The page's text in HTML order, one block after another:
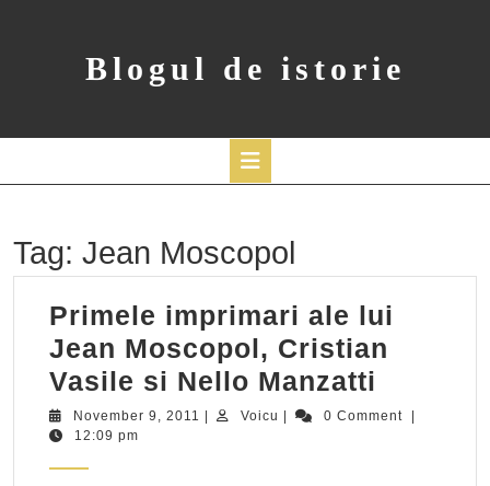
Blogul de istorie
Tag: Jean Moscopol
Primele imprimari ale lui
Jean Moscopol, Cristian
Vasile si Nello Manzatti
November 9, 2011 November
Voicu Voicu 0 Comment
12:09 pm